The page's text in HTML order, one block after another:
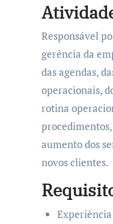
Responsável por fornecer apoio à
gerência da
das agendas,
operacionais,
rotina
aumento dos
novos clientes.